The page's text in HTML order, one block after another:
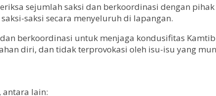
sejumlah saksi dan berkoordinasi dengan
saksi secara menyeluruh di lapangan.
berkoordinasi untuk menjaga kondusifitas
diri, dan tidak terprovokasi oleh isu-isu yang
antara lain: